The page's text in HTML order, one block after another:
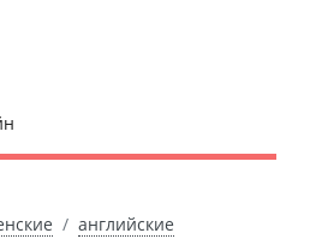
английские